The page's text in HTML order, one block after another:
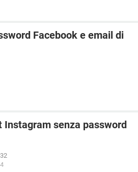
Facebook e email di
Instagram senza password